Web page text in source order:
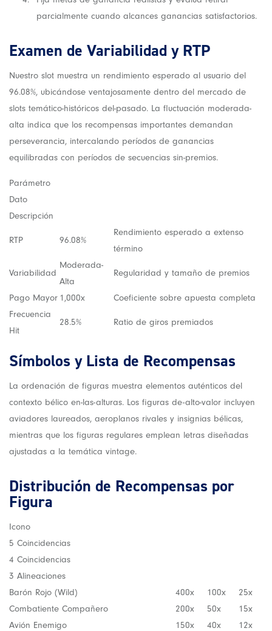
parcialmente cuando alcances ganancias satisfactorios.
Examen de Variabilidad y RTP
Nuestro slot muestra un rendimiento esperado al usuario del
96.08%, ubicándose ventajosamente dentro del mercado de
slots temático-históricos del-pasado. La fluctuación moderada-
alta indica que los recompensas importantes demandan
perseverancia, intercalando períodos de ganancias
equilibradas con períodos de secuencias sin-premios.
Parámetro
Dato
Descripción
RTP 96.08%
Rendimiento esperado a extenso
término
Variabilidad
Moderada-
Alta
Regularidad y tamaño de premios
Pago Mayor 1,000x
Coeficiente sobre apuesta completa
Frecuencia
Hit
28.5% Ratio de giros premiados
Símbolos y Lista de Recompensas
La ordenación de figuras muestra elementos auténticos del
contexto bélico en-las-alturas. Los figuras de-alto-valor incluyen
aviadores laureados, aeroplanos rivales y insignias bélicas,
mientras que los figuras regulares emplean letras diseñadas
ajustadas a la temática vintage.
Distribución de Recompensas por
Figura
Icono
5 Coincidencias
4 Coincidencias
3 Alineaciones
Barón Rojo (Wild)
400x 100x
25x
Combatiente Compañero
200x 50x
15x
Avión Enemigo
150x 40x
12x